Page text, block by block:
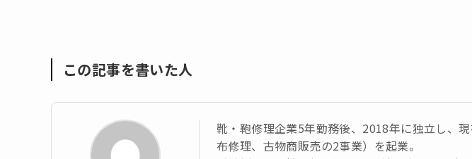
この記事を書いた人
靴・鞄修理企業5年勤務後、2018年に独立し、
布修理、古物商販売の2事業）を起業。